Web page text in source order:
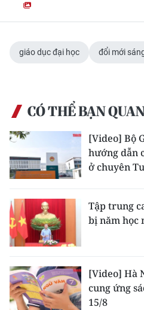
giáo dục đại học đổi mới
CÓ THỂ BẠN
[Video] Bộ
hướng dẫn
ở chuyên
Tập trung
bị năm học
[Video] Hà
cung ứng
15/8